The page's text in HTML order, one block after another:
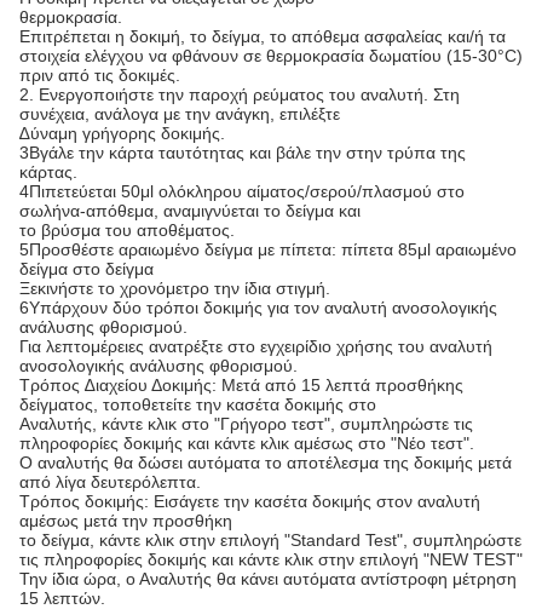
θερμοκρασία.
Επιτρέπεται η δοκιμή, το δείγμα, το απόθεμα ασφαλείας και/ή τα
στοιχεία ελέγχου να φθάνουν σε θερμοκρασία δωματίου (15-30°C)
πριν από τις δοκιμές.
2. Ενεργοποιήστε την παροχή ρεύματος του αναλυτή. Στη
συνέχεια, ανάλογα με την ανάγκη, επιλέξτε
∆ύναμη γρήγορης δοκιμής.
3Βγάλε την κάρτα ταυτότητας και βάλε την στην τρύπα της
κάρτας.
4Πιπετεύεται 50μl ολόκληρου αίματος/σερού/πλασμού στο
σωλήνα-απόθεμα, αναμιγνύεται το δείγμα και
το βρύσμα του αποθέματος.
5Προσθέστε αραιωμένο δείγμα με πίπετα: πίπετα 85μl αραιωμένο
δείγμα στο δείγμα
Ξεκινήστε το χρονόμετρο την ίδια στιγμή.
6Υπάρχουν δύο τρόποι δοκιμής για τον αναλυτή ανοσολογικής
ανάλυσης φθορισμού.
Για λεπτομέρειες ανατρέξτε στο εγχειρίδιο χρήσης του αναλυτή
ανοσολογικής ανάλυσης φθορισμού.
Τρόπος ∆ιαχείου Δοκιμής: Μετά από 15 λεπτά προσθήκης
δείγματος, τοποθετείτε την κασέτα δοκιμής στο
Αναλυτής, κάντε κλικ στο "Γρήγορο τεστ", συμπληρώστε τις
πληροφορίες δοκιμής και κάντε κλικ αμέσως στο "Νέο τεστ".
Ο αναλυτής θα δώσει αυτόματα το αποτέλεσμα της δοκιμής μετά
από λίγα δευτερόλεπτα.
Τρόπος δοκιμής: Εισάγετε την κασέτα δοκιμής στον αναλυτή
αμέσως μετά την προσθήκη
το δείγμα, κάντε κλικ στην επιλογή "Standard Test", συμπληρώστε
τις πληροφορίες δοκιμής και κάντε κλικ στην επιλογή "NEW TEST"
Την ίδια ώρα, ο Αναλυτής θα κάνει αυτόματα αντίστροφη μέτρηση
15 λεπτών.